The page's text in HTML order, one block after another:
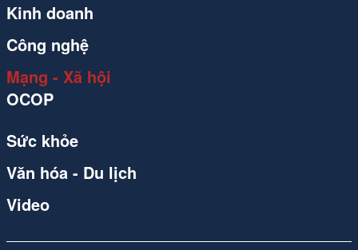
Kinh doanh
Công nghệ
Mạng - Xã hội
OCOP
Sức khỏe
Văn hóa - Du lịch
Video